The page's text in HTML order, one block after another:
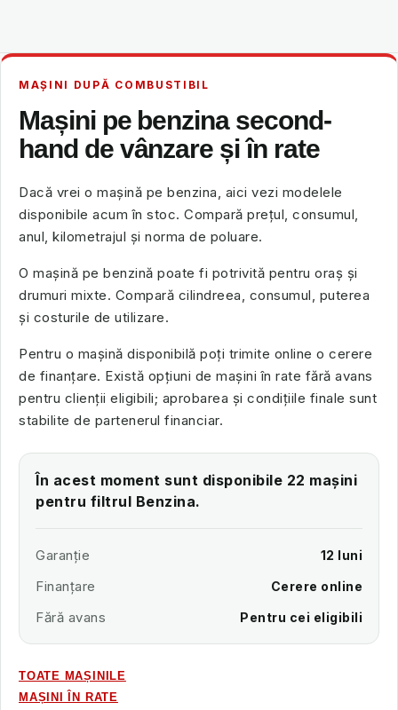
MAȘINI DUPĂ COMBUSTIBIL
Mașini pe benzina second-
hand de vânzare și în rate
Dacă vrei o mașină pe benzina, aici vezi modelele
disponibile acum în stoc. Compară prețul, consumul,
anul, kilometrajul și norma de poluare.
O mașină pe benzină poate fi potrivită pentru oraș și
drumuri mixte. Compară cilindreea, consumul, puterea
și costurile de utilizare.
Pentru o mașină disponibilă poți trimite online o cerere
de finanțare. Există opțiuni de mașini în rate fără avans
pentru clienții eligibili; aprobarea și condițiile finale sunt
stabilite de partenerul financiar.
În acest moment sunt disponibile 22 mașini
pentru filtrul Benzina.
Garanție 12 luni
Finanțare Cerere online
Fără avans Pentru cei eligibili
TOATE MAȘINILE
MAȘINI ÎN RATE